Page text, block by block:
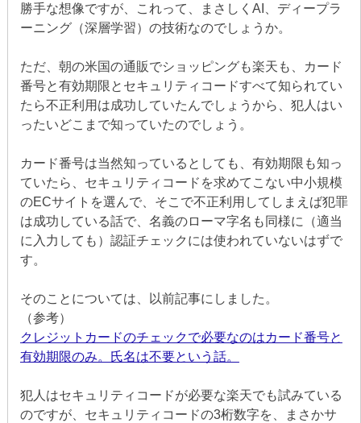
勝手な想像ですが、これって、まさしくAI、ディープラ
ーニング（深層学習）の技術なのでしょうか。
ただ、朝の米国の通販でショッピングも楽天も、カード
番号と有効期限とセキュリティコードすべて知られてい
たら不正利用は成功していたんでしょうから、犯人はい
ったいどこまで知っていたのでしょう。
カード番号は当然知っているとしても、有効期限も知っ
ていたら、セキュリティコードを求めてこない中小規模
のECサイトを選んで、そこで不正利用してしまえば犯罪
は成功している話で、名義のローマ字名も同様に（適当
に入力しても）認証チェックには使われていないはずで
す。
そのことについては、以前記事にしました。
（参考）
クレジットカードのチェックで必要なのはカード番号と
有効期限のみ。氏名は不要という話。
犯人はセキュリティコードが必要な楽天でも試みている
のですが、セキュリティコードの3桁数字を、まさかサ